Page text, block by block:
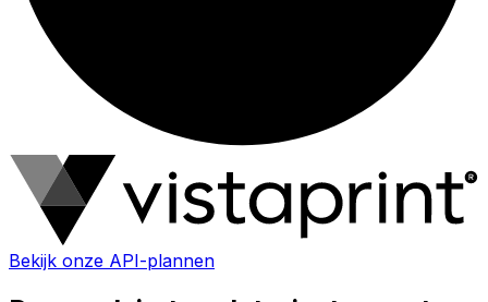
Bekijk onze API-plannen